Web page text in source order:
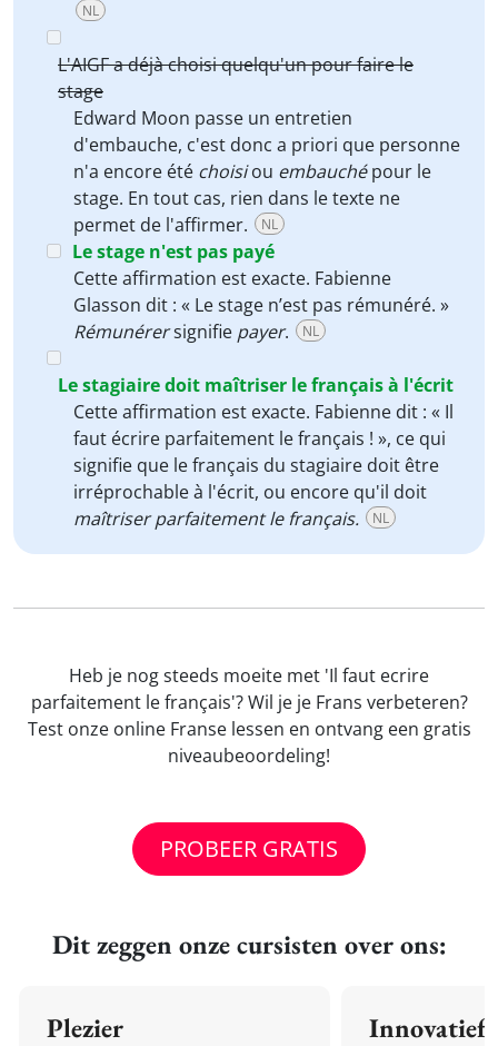
NL
L'AIGF a déjà choisi quelqu'un pour faire le
stage
Edward Moon passe un entretien
d'embauche, c'est donc a priori que personne
n'a encore été choisiou embauchépour le
stage. En tout cas, rien dans le texte ne
permet de l'affirmer.
NL
Le stage n'est pas payé
Cette affirmation est exacte. Fabienne
Glasson dit : « Le stage n’est pas rémunéré. »
Rémunérersignifie payer. NL
Le stagiaire doit maîtriser le français à l'écrit
Cette affirmation est exacte. Fabienne dit : « Il
faut écrire parfaitement le français ! », ce qui
signifie que le français du stagiaire doit être
irréprochable à l'écrit, ou encore qu'il doit
maîtriser parfaitement le français.
NL
Heb je nog steeds moeite met 'Il faut ecrire
parfaitement le français'? Wil je je Frans verbeteren?
Test onze online Franse lessen en ontvang een gratis
niveaubeoordeling!
PROBEER GRATIS
Dit zeggen onze cursisten over ons:
Plezier Innovatief